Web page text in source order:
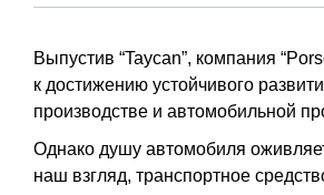
Выпустив “Taycan”, компания
к достижению устойчивого
производстве и автомобильной
Однако душу автомобиля
наш взгляд, транспортное